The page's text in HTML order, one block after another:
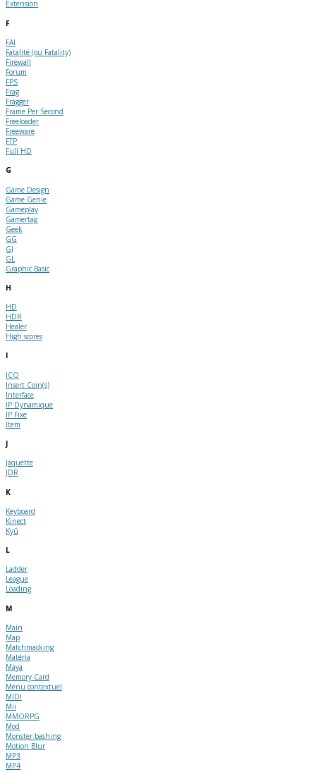
Extension
F
FAI
Fatalité (ou Fatality)
Firewall
Forum
FPS
Frag
Fragger
Frame Per Second
Freeloader
Freeware
FTP
Full HD
G
Game Design
Game Genie
Gameplay
Gamertag
Geek
GG
GJ
GL
Graphic Basic
H
HD
HDR
Healer
High scores
I
ICQ
Insert Coin(s)
Interface
IP Dynamique
IP Fixe
Item
J
Jaquette
JDR
K
Keyboard
Kinect
Kyû
L
Ladder
League
Loading
M
Main
Map
Matchmacking
Matéria
Maya
Memory Card
Menu contextuel
MIDI
Mii
MMORPG
Mod
Monster-bashing
Motion Blur
MP3
MP4